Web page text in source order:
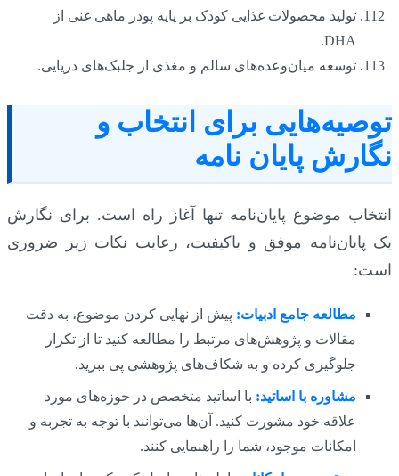
تولید محصولات غذایی کودک بر پایه پودر ماهی غنی از
DHA.
توسعه میان‌وعده‌های سالم و مغذی از جلبک‌های دریایی.
توصیه‌هایی برای انتخاب و
نگارش پایان نامه
انتخاب موضوع پایان‌نامه تنها آغاز راه است. برای نگارش
یک پایان‌نامه موفق و باکیفیت، رعایت نکات زیر ضروری
است:
مطالعه جامع ادبیات: پیش از نهایی کردن موضوع، به دقت
مقالات و پژوهش‌های مرتبط را مطالعه کنید تا از تکرار
جلوگیری کرده و به شکاف‌های پژوهشی پی ببرید.
مشاوره با اساتید: با اساتید متخصص در حوزه‌های مورد
علاقه خود مشورت کنید. آن‌ها می‌توانند با توجه به تجربه و
امکانات موجود، شما را راهنمایی کنند.